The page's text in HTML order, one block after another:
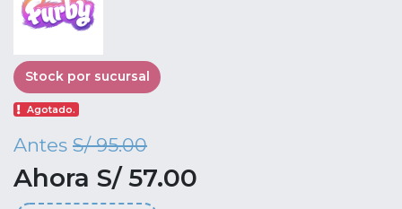
Stock por sucursal
Agotado.
Antes S/ 95.00
Ahora S/ 57.00